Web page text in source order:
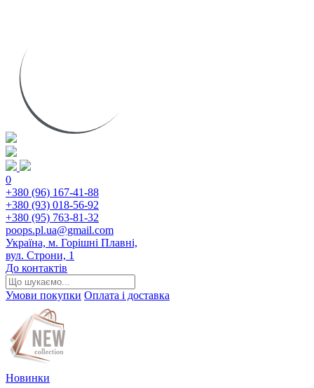
0
+380 (96) 167-41-88
+380 (93) 018-56-92
+380 (95) 763-81-32
poops.pl.ua@gmail.com
Україна, м. Горішні Плавні,
вул. Строни, 1
До контактів
Умови покупки Оплата і доставка
Новинки